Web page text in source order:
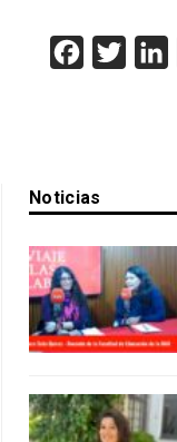
Facebook
Twitter
Noticias